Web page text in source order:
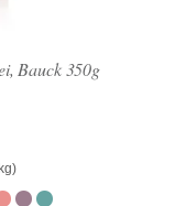
Bauck 350g